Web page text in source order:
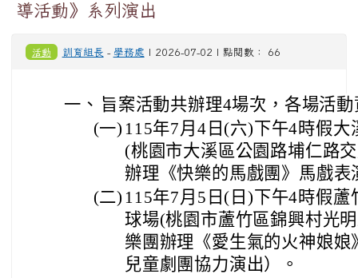
導活動》系列演出
活動 訓育組長 - 學務處 | 2026-07-02 | 點閱數： 66
一、 旨案活動共辦理4場次，各場活
(一) 115年7月4日(六)下午4時假
(桃園市大溪區公園路埔仁路
辦理《快樂的馬戲團》馬戲表
(二) 115年7月5日(日)下午4時假
球場(桃園市蘆竹區錦興村光
樂團辦理《愛生氣的火神娘
兒童劇團協力演出）。